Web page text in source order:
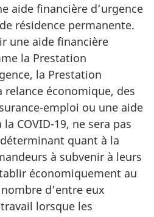
aide financière d’urgence
résidence permanente.
une aide financière
la Prestation
la Prestation
relance économique, des
emploi ou une aide
COVID-19, ne sera pas
quant à la
à subvenir à leurs
économiquement au
d’entre eux
lorsque les